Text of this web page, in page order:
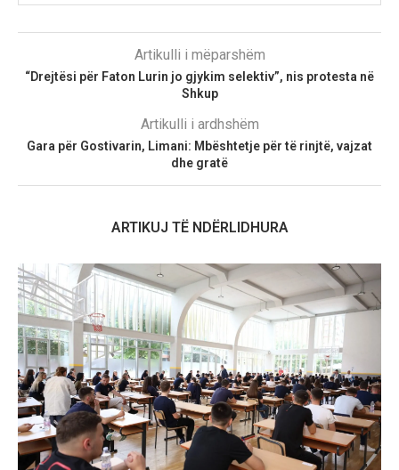
Artikulli i mëparshëm
“Drejtësi për Faton Lurin jo gjykim selektiv”, nis protesta në
Shkup
Artikulli i ardhshëm
Gara për Gostivarin, Limani: Mbështetje për të rinjtë, vajzat
dhe gratë
ARTIKUJ TË NDËRLIDHURA